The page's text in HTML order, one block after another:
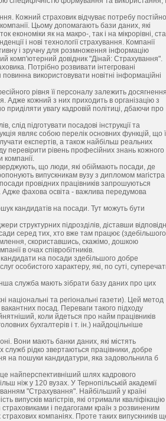
Кожний страховик відчуває потребу постійно
Цьому допомагають бази даних, які
економіки як на макро-, так і на мікрорівні,
і нові технології страхування. Компанії
і зручну для розмноження інформацію
комп'ютерний довідник "Дінай: Страхування".
Потрібно розвивати інтегровані
використовувати новітні інформаційні
рівня її персоналу залежить досягнення
Адже кожний з них приходить в організацію з
увагу кадровій політиці, дбаючи про
слід підготувати посадові інструкції та
являє собою перелік основних функцій, що
експертів, а також найбільш реальних
перевірити рівень професійних знань кожного
компанії.
що люди, які обіймають посади, де
випускникам вузу з дипломом магістра
провідних працівників запрошуються
Адже фахова освіта - важлива передумова
кандидатів на посади. Тут можуть бути
структурних підрозділів, діставши
серед тих, хто вже там працює (здебільшого
скориставшись, скажімо, дошкою
в очах співробітників.
на посади здебільшого добре
особистого характеру, які, по суті,
служба мають зібрати базу даних про цих
та регіональні газети). Цей метод
посад. Переваги такого підходу
коли йдеться про найм працівників
бухгалтерів і т. ін.) найдоцільніше
Вони мають банки даних, які містять
рідко звертаються працівники, добре
на пошуки кандидатури, яка задовольнила б
найперспективніший шлях кадрового
ніж у 120 вузах. У Тернопільській академії
"Страхування". Найбільший у країні
випусків магістрів, які отримали кваліфікацію
і педагогами країн з розвиненим
компаніях. Проте таких випускників